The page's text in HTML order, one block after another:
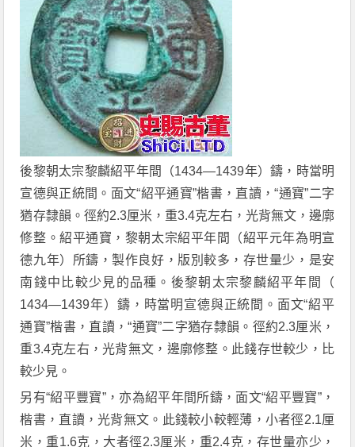
後黎朝太宗黎麟紹平年間（1434—1439年）鑄，時當明
宣德與正統間。面文“紹平通寶”楷書，直讀，“通寶”二字
猶存隸韻。徑約2.3厘米，重3.4克左右，光背無文，邊廓
修整。紹平通寶，黎朝太宗紹平年間（紹平元年為明宣
德九年）所鑄，製作良好，版別較多，存世量少，是安
南錢中比較少見的品種。後黎朝太宗黎麟紹平年間（
1434—1439年）鑄，時當明宣德與正統間。面文“紹平
通寶”楷書，直讀，“通寶”二字猶存隸韻。徑約2.3厘米，
重3.4克左右，光背無文，邊廓修整。此錢存世較少，比
較少見。
另有“紹平豐寶”，亦為紹平年間所鑄，面文“紹平豐寶”，
楷書，直讀，光背無文。此錢較小較輕薄，小者徑2.1厘
米，重1.6克，大者徑2.3厘米，重2.4克，存世量亦少，